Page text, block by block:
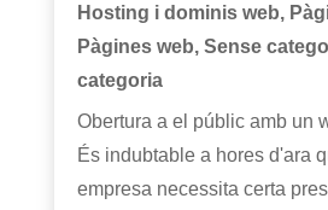
Hosting i dominis web,
Pàgines web, Sense
categoria
Obertura a el públic amb un
És indubtable a hores d'ara
empresa necessita certa